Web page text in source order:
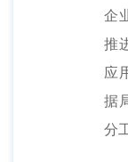
企
推
应
据
分